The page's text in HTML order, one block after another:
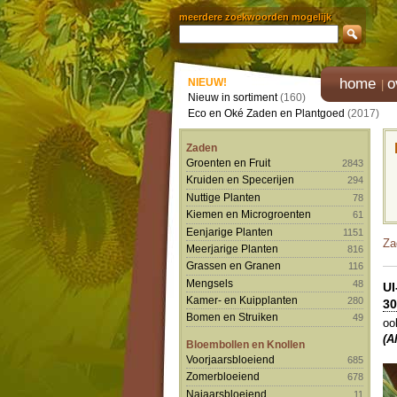
meerdere zoekwoorden mogelijk
home
NIEUW!
Nieuw in sortiment(160)
Eco en Oké Zaden en Plantgoed (2017)
Zaden
Groenten en Fruit
2843
Kruiden en Specerijen 294
Nuttige Planten 78
Kiemen en Microgroenten 61
Eenjarige Planten 1151
Meerjarige Planten 816
Grassen en Granen 116
Mengsels 48
Kamer- en Kuipplanten 280
Bomen en Struiken 49
Bloembollen en Knollen
Voorjaarsbloeiend
685
Zomerbloeiend 678
Najaarsbloeiend 11